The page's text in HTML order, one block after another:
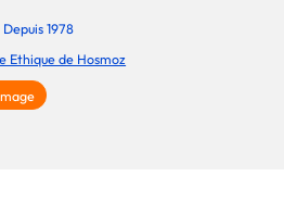
Depuis 1978
Ethique de Hosmoz